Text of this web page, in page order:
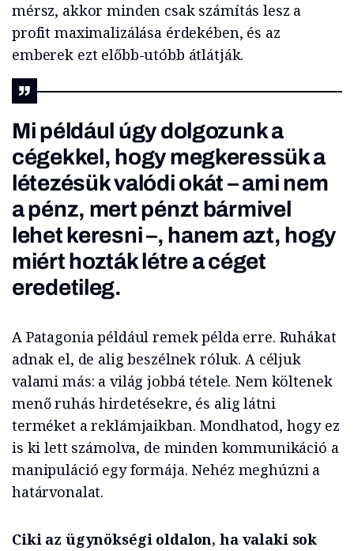
mérsz, akkor minden csak számítás lesz a
profit maximalizálása érdekében, és az
emberek ezt előbb-utóbb átlátják.
Mi például úgy dolgozunk a
cégekkel, hogy megkeressük a
létezésük valódi okát – ami nem
a pénz, mert pénzt bármivel
lehet keresni –, hanem azt, hogy
miért hozták létre a céget
eredetileg.
A Patagonia például remek példa erre. Ruhákat
adnak el, de alig beszélnek róluk. A céljuk
valami más: a világ jobbá tétele. Nem költenek
menő ruhás hirdetésekre, és alig látni
terméket a reklámjaikban. Mondhatod, hogy ez
is ki lett számolva, de minden kommunikáció a
manipuláció egy formája. Nehéz meghúzni a
határvonalat.
Ciki az ügynökségi oldalon, ha valaki sok